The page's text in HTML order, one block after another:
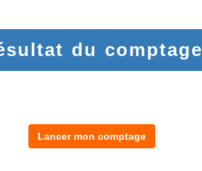
du comptage
Lancer mon comptage